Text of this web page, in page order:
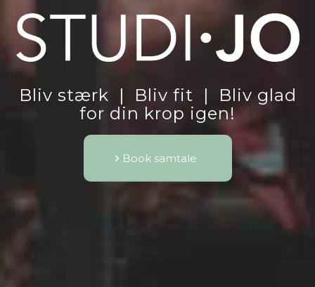
Bliv stærk | Bliv fit | Bliv glad
for din krop igen!
Book samtale